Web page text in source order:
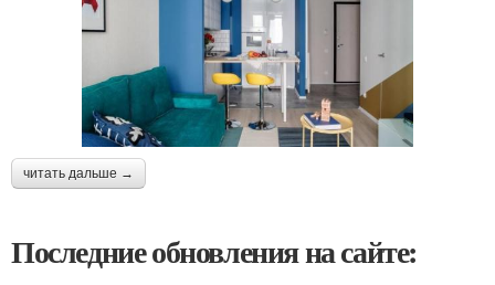
читать дальше →
Последние обновления на сайте: